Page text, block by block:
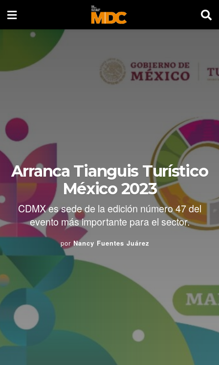
Arranca Tianguis Turístico
México 2023
CDMX es sede de la edición número 47 del
evento más importante para el sector.
por Nancy Fuentes Juárez